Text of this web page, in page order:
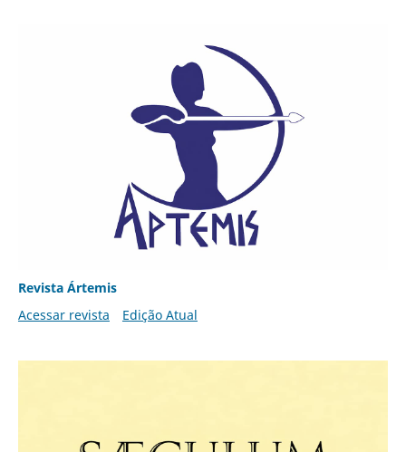
Revista Ártemis
Acessar revista
Edição Atual